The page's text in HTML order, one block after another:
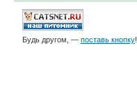
Будь другом, — поставь кнопку!